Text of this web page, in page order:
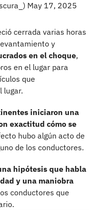
May 17, 2025
cerrada varias horas
y
en el choque,
en el lugar para
que
lugar.
iniciaron una
exactitud cómo se
hubo algún acto de
de los conductores.
hipótesis que habla
y una maniobra
conductores que